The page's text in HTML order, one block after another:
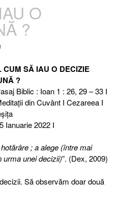
O
?
CUM SĂ IAU O DECIZIE
?
Biblic : Ioan 1 : 26, 29 – 33 I
din Cuvânt I Cezareea I
Ianuarie 2022 I
; a alege (între mai
urma unei decizii)”. (Dex, 2009)
Să observăm doar două